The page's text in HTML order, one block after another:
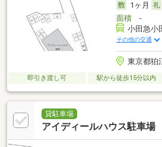
1ヶ月
面積-
小田急小
その他の交通
東京都狛
即引き渡し可 駅から徒歩15分以内
貸駐車場
アイディールハウス駐車場